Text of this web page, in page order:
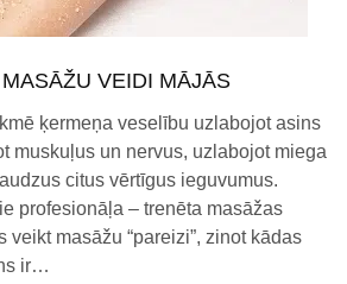
VEIDI MĀJĀS
ķermeņa veselību uzlabojot asins
muskuļus un nervus, uzlabojot miega
citus vērtīgus ieguvumus.
profesionāļa – trenēta masāžas
veikt masāžu “pareizi”, zinot kādas
ir…